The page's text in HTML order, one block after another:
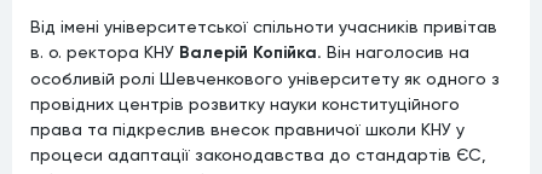
Від імені університетської спільноти учасників привітав
в. о. ректора КНУ Валерій Копійка. Він наголосив на
особливій ролі Шевченкового університету як одного з
провідних центрів розвитку науки конституційного
права та підкреслив внесок правничої школи КНУ у
процеси адаптації законодавства до стандартів ЄС,